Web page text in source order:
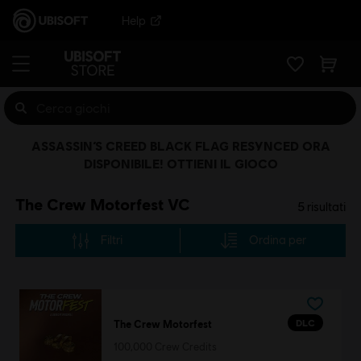
Help
The Crew Motorfest VC 5 risultati
Filtri Ordina per
DLC
The Crew Motorfest